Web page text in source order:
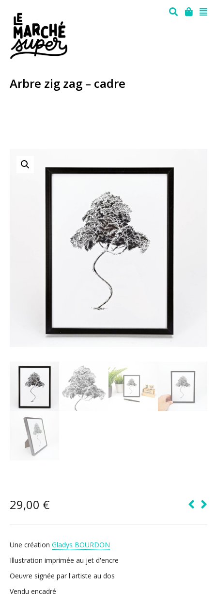
Arbre zig zag – cadre
29,00 €
Une création Gladys BOURDON
Illustration imprimée au jet d'encre
Oeuvre signée par l'artiste au dos
Vendu encadré